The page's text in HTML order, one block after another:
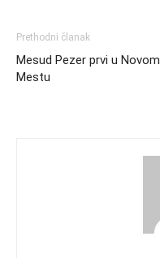
Prethodni članak
Mesud Pezer prvi u Novom
Mestu